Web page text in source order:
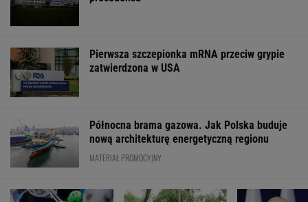
Pierwsza szczepionka mRNA przeciw grypie
zatwierdzona w USA
Północna brama gazowa. Jak Polska buduje
nową architekturę energetyczną regionu
MATERIAŁ PROMOCYJNY